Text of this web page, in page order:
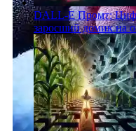
DALL-E Промт:
заросший домик на